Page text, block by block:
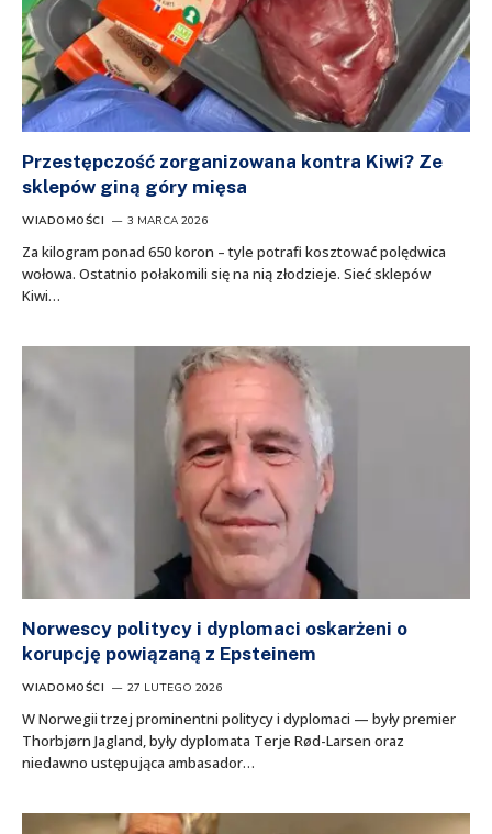
Przestępczość zorganizowana kontra Kiwi? Ze
sklepów giną góry mięsa
WIADOMOŚCI 3 MARCA 2026
Za kilogram ponad 650 koron – tyle potrafi kosztować polędwica
wołowa. Ostatnio połakomili się na nią złodzieje. Sieć sklepów
Kiwi…
Norwescy politycy i dyplomaci oskarżeni o
korupcję powiązaną z Epsteinem
WIADOMOŚCI 27 LUTEGO 2026
W Norwegii trzej prominentni politycy i dyplomaci — były premier
Thorbjørn Jagland, były dyplomata Terje Rød-Larsen oraz
niedawno ustępująca ambasador…